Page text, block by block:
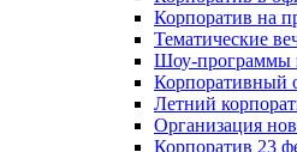
Корпоратив на
Тематические
Шоу-программы
Корпоративный
Летний
Организация
Корпоратив 23